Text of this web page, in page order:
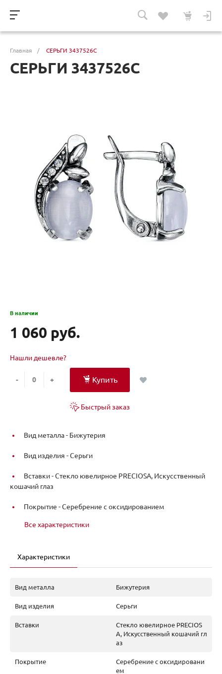
Главная / СЕРЬГИ 3437526С
СЕРЬГИ 3437526С
В наличии
1 060 руб.
Нашли дешевле?
- + Купить
Быстрый заказ
Вид металла - Бижутерия
Вид изделия -Серьги
Вставки -Стекло ювелирное PRECIOSA, Искусственный
кошачий глаз
Покрытие -Серебрение с оксидированием
Все характеристики
Характеристики
Вид металла Бижутерия
Вид изделия Серьги
Вставки
Стекло ювелирное PRECIOS
A, Искусственный кошачий гл
аз
Покрытие
Серебрение с оксидировани
ем